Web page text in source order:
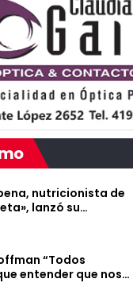
nutricionista de
lanzó su…
“Todos
entender que nos…